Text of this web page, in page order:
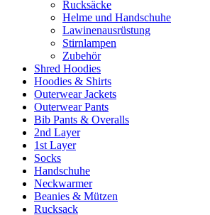
Rucksäcke
Helme und Handschuhe
Lawinenausrüstung
Stirnlampen
Zubehör
Shred Hoodies
Hoodies & Shirts
Outerwear Jackets
Outerwear Pants
Bib Pants & Overalls
2nd Layer
1st Layer
Socks
Handschuhe
Neckwarmer
Beanies & Mützen
Rucksack